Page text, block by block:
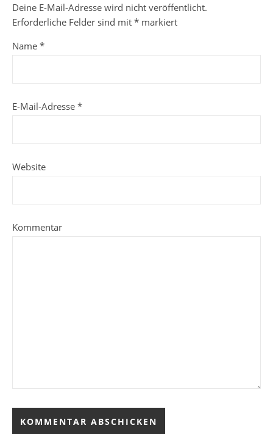
Deine E-Mail-Adresse wird nicht veröffentlicht.
Erforderliche Felder sind mit * markiert
Name *
E-Mail-Adresse *
Website
Kommentar